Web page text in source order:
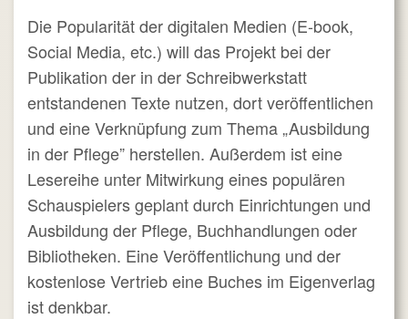
Die Popularität der digitalen Medien (E-book,
Social Media, etc.) will das Projekt bei der
Publikation der in der Schreibwerkstatt
entstandenen Texte nutzen, dort veröffentlichen
und eine Verknüpfung zum Thema „Ausbildung
in der Pflege” herstellen. Außerdem ist eine
Lesereihe unter Mitwirkung eines populären
Schauspielers geplant durch Einrichtungen und
Ausbildung der Pflege, Buchhandlungen oder
Bibliotheken. Eine Veröffentlichung und der
kostenlose Vertrieb eine Buches im Eigenverlag
ist denkbar.